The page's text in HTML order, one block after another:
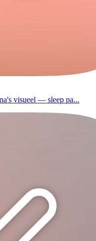
visueel — sleep pa...